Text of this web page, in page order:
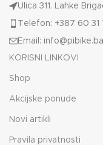
Ulica 311. Lahke
Telefon: +387 60 31
Email: info@pibike.ba
KORISNI LINKOVI
Shop
Akcijske ponude
Novi artikli
Pravila privatnosti